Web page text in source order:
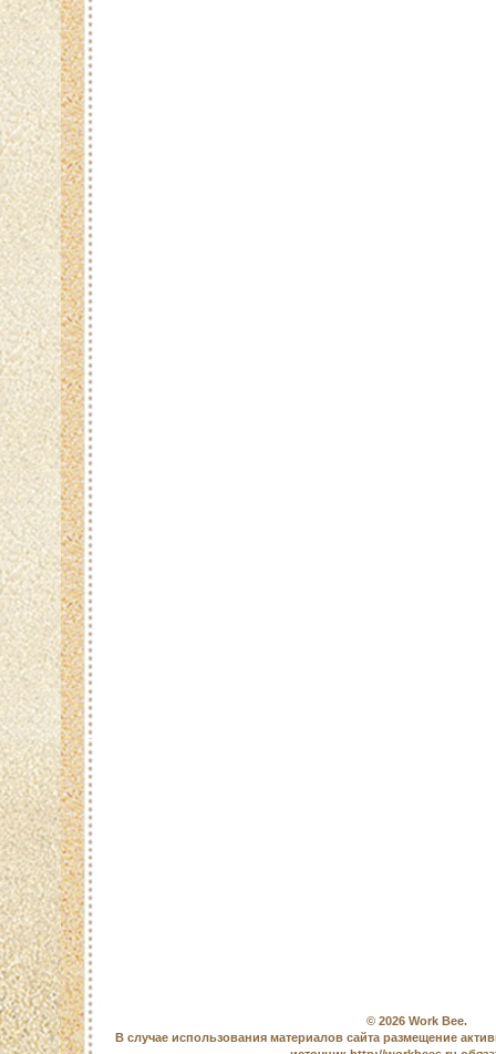
© 2026 Work Bee.
В случае использования материалов сайта размещение